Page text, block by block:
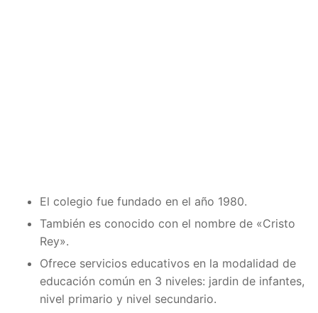
El colegio fue fundado en el año 1980.
También es conocido con el nombre de «Cristo
Rey».
Ofrece servicios educativos en la modalidad de
educación común en 3 niveles: jardin de infantes,
nivel primario y nivel secundario.